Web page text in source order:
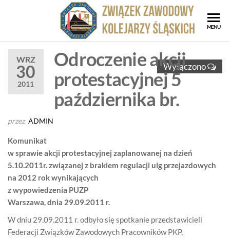
MENU
WRZ
30
2011
Wyłączono
Odroczenie akcji
protestacyjnej 5
października br.
przez ADMIN
Komunikat
w sprawie akcji protestacyjnej zaplanowanej na dzień
5.10.2011r. związanej z brakiem regulacji ulg przejazdowych
na 2012 rok wynikających
z wypowiedzenia PUZP
Warszawa, dnia 29.09.2011 r.
W dniu 29.09.2011 r. odbyło się spotkanie przedstawicieli
Federacji Związków Zawodowych Pracowników PKP,